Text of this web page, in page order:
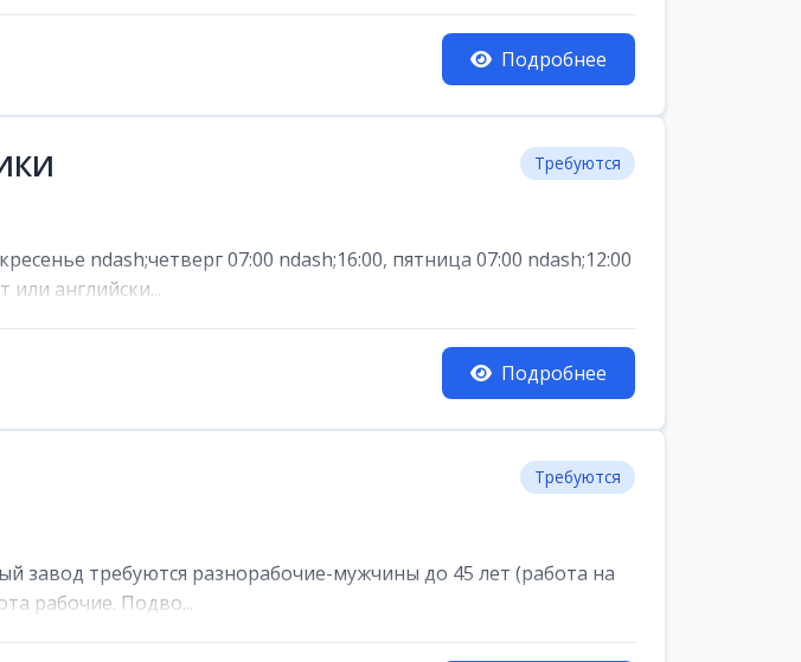
Подробнее
Требуются
ndash;четверг 07:00 ndash;16:00, пятница 07:00 ndash;12:00
английски...
Подробнее
Требуются
требуются разнорабочие-мужчины до 45 лет (работа на
рабочие. Подво...